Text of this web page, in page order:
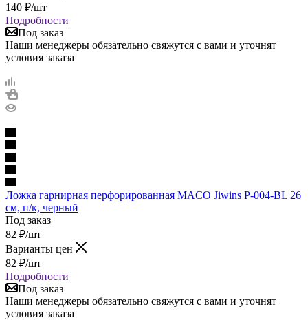
140 ₽/шт
Подробности
Под заказ
Наши менеджеры обязательно свяжутся с вами и уточнят
условия заказа
Ложка гарнирная перфорированная MACO Jiwins P-004-BL 26
см, п/к, черный
Под заказ
82 ₽/шт
Варианты цен
82 ₽/шт
Подробности
Под заказ
Наши менеджеры обязательно свяжутся с вами и уточнят
условия заказа